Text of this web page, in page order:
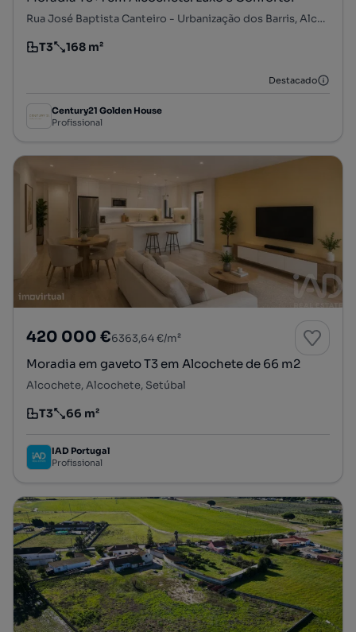
Rua José Baptista Canteiro - Urbanização dos Barris, Alcochete, Alcochete, Setúbal
Tipologia
T3
Preço por metro quadrado
168 m²
Destacado
Century21 Golden House
Profissional
420 000 €6363,64 €/m²
Moradia em gaveto T3 em Alcochete de 66 m2
Alcochete, Alcochete, Setúbal
Tipologia
T3
Preço por metro quadrado
66 m²
IAD Portugal
Profissional